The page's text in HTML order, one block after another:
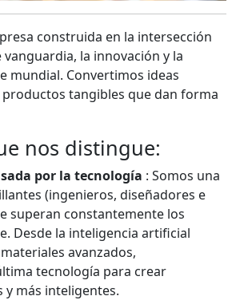
construida en la intersección
la innovación y la
mundial. Convertimos ideas
tangibles que dan forma
nos distingue:
por la tecnología : Somos una
(ingenieros, diseñadores e
superan constantemente los
Desde la inteligencia artificial
avanzados,
tecnología para crear
más inteligentes.